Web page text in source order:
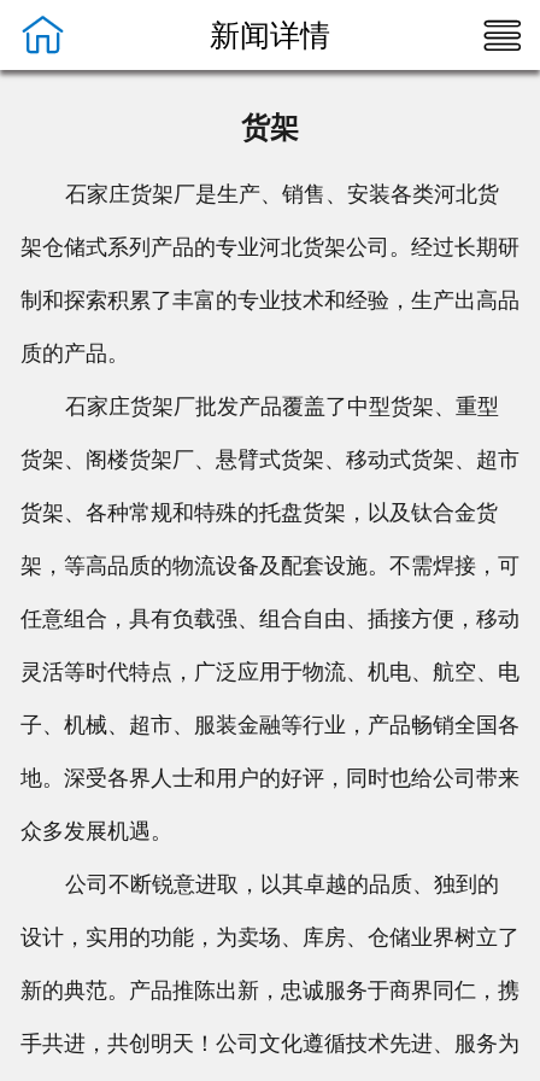
 新闻详情 
货架
石家庄货架厂是生产、销售、安装各类河北货
架仓储式系列产品的专业河北货架公司。经过长期研
制和探索积累了丰富的专业技术和经验，生产出高品
质的产品。
石家庄货架厂批发产品覆盖了中型货架、重型
货架、阁楼货架厂、悬臂式货架、移动式货架、超市
货架、各种常规和特殊的托盘货架，以及钛合金货
架，等高品质的物流设备及配套设施。不需焊接，可
任意组合，具有负载强、组合自由、插接方便，移动
灵活等时代特点，广泛应用于物流、机电、航空、电
子、机械、超市、服装金融等行业，产品畅销全国各
地。深受各界人士和用户的好评，同时也给公司带来
众多发展机遇。
公司不断锐意进取，以其卓越的品质、独到的
设计，实用的功能，为卖场、库房、仓储业界树立了
新的典范。产品推陈出新，忠诚服务于商界同仁，携
手共进，共创明天！公司文化遵循技术先进、服务为